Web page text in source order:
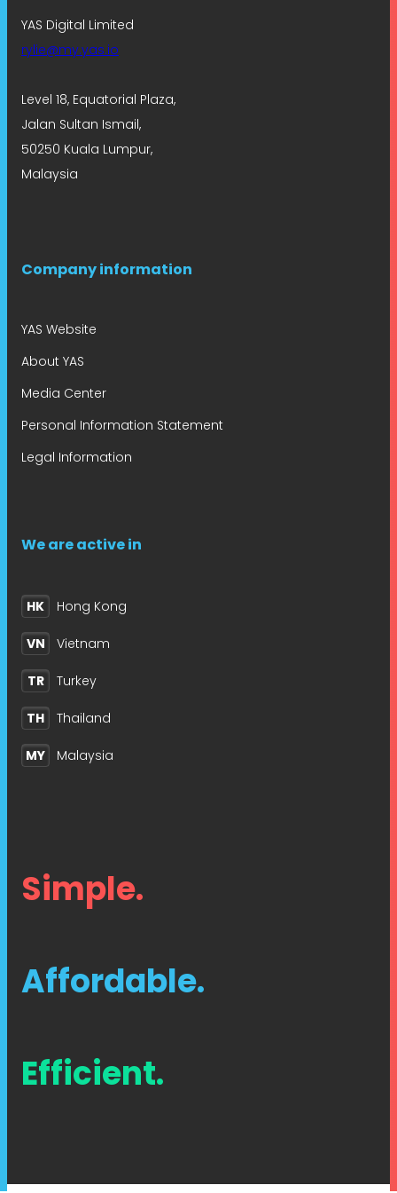
YAS Digital Limited
rylie@my.yas.io
Level 18, Equatorial Plaza,
Jalan Sultan Ismail,
50250 Kuala Lumpur,
Malaysia
Company information
YAS Website
About YAS
Media Center
Personal Information Statement
Legal Information
We are active in
HK Hong Kong
VN Vietnam
TR Turkey
TH Thailand
MY Malaysia
Simple.
Affordable.
Efficient.